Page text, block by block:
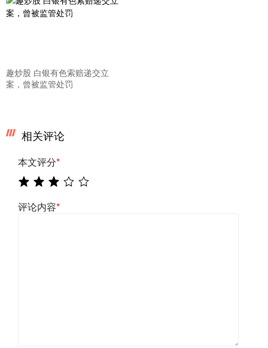
趣炒股 白银有色索赔递交立
案，曾被监管处罚
相关评论
本文评分*
评论内容*